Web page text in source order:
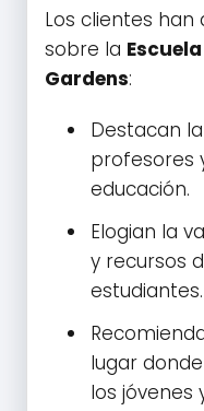
Los clientes han
sobre la
Gardens:
Destacan
profesores
educación.
Elogian la
y recursos
estudiantes.
lugar
los jóvenes